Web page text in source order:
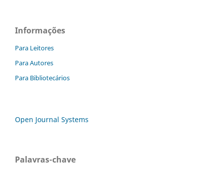
Informações
Para Leitores
Para Autores
Para Bibliotecários
Open Journal Systems
Palavras-chave